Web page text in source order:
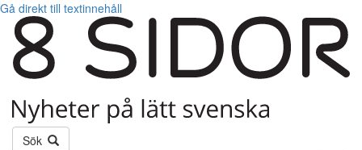
Gå direkt till textinnehåll
Sök